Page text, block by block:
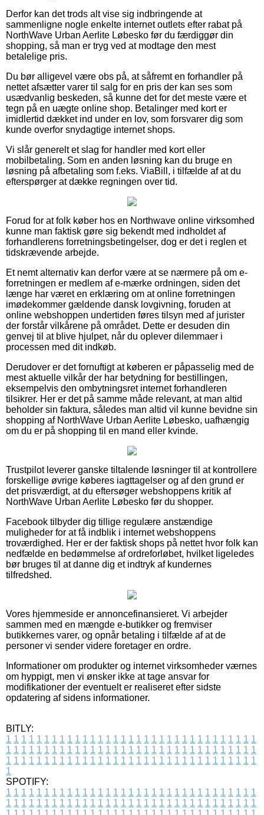
Derfor kan det trods alt vise sig indbringende at
sammenligne nogle enkelte internet outlets efter rabat på
NorthWave Urban Aerlite Løbesko før du færdiggør din
shopping, så man er tryg ved at modtage den mest
betalelige pris.
Du bør alligevel være obs på, at såfremt en forhandler på
nettet afsætter varer til salg for en pris der kan ses som
usædvanlig beskeden, så kunne det for det meste være et
tegn på en uægte online shop. Betalinger med kort er
imidlertid dækket ind under en lov, som forsvarer dig som
kunde overfor snydagtige internet shops.
Vi slår generelt et slag for handler med kort eller
mobilbetaling. Som en anden løsning kan du bruge en
løsning på afbetaling som f.eks. ViaBill, i tilfælde af at du
efterspørger at dække regningen over tid.
Forud for at folk køber hos en Northwave online virksomhed
kunne man faktisk gøre sig bekendt med indholdet af
forhandlerens forretningsbetingelser, dog er det i reglen et
tidskrævende arbejde.
Et nemt alternativ kan derfor være at se nærmere på om e-
forretningen er medlem af e-mærke ordningen, siden det
længe har været en erklæring om at online forretningen
imødekommer gældende dansk lovgivning, foruden at
online webshoppen undertiden føres tilsyn med af jurister
der forstår vilkårene på området. Dette er desuden din
genvej til at blive hjulpet, når du oplever dilemmaer i
processen med dit indkøb.
Derudover er det fornuftigt at køberen er påpasselig med de
mest aktuelle vilkår der har betydning for bestillingen,
eksempelvis den ombytningsret internet forhandleren
tilsikrer. Her er det på samme måde relevant, at man altid
beholder sin faktura, således man altid vil kunne bevidne sin
shopping af NorthWave Urban Aerlite Løbesko, uafhængig
om du er på shopping til en mand eller kvinde.
Trustpilot leverer ganske tiltalende løsninger til at kontrollere
forskellige øvrige køberes iagttagelser og af den grund er
det prisværdigt, at du eftersøger webshoppens kritik af
NorthWave Urban Aerlite Løbesko før du shopper.
Facebook tilbyder dig tillige regulære anstændige
muligheder for at få indblik i internet webshoppens
troværdighed. Her er der faktisk shops på nettet hvor folk kan
nedfælde en bedømmelse af ordreforløbet, hvilket ligeledes
bør bruges til at danne dig et indtryk af kundernes
tilfredshed.
Vores hjemmeside er annoncefinansieret. Vi arbejder
sammen med en mængde e-butikker og fremviser
butikkernes varer, og opnår betaling i tilfælde af at de
personer vi sender videre foretager en ordre.
Informationer om produkter og internet virksomheder værnes
om hyppigt, men vi ønsker ikke at tage ansvar for
modifikationer der eventuelt er realiseret efter sidste
opdatering af sidens informationer.
BITLY:
1 1 1 1 1 1 1 1 1 1 1 1 1 1 1 1 1 1 1 1 1 1 1 1 1 1 1 1 1 1 1 1 1
1 1 1 1 1 1 1 1 1 1 1 1 1 1 1 1 1 1 1 1 1 1 1 1 1 1 1 1 1 1 1 1 1
1 1 1 1 1 1 1 1 1 1 1 1 1 1 1 1 1 1 1 1 1 1 1 1 1 1 1 1 1 1 1 1 1
1
SPOTIFY:
1 1 1 1 1 1 1 1 1 1 1 1 1 1 1 1 1 1 1 1 1 1 1 1 1 1 1 1 1 1 1 1 1
1 1 1 1 1 1 1 1 1 1 1 1 1 1 1 1 1 1 1 1 1 1 1 1 1 1 1 1 1 1 1 1 1